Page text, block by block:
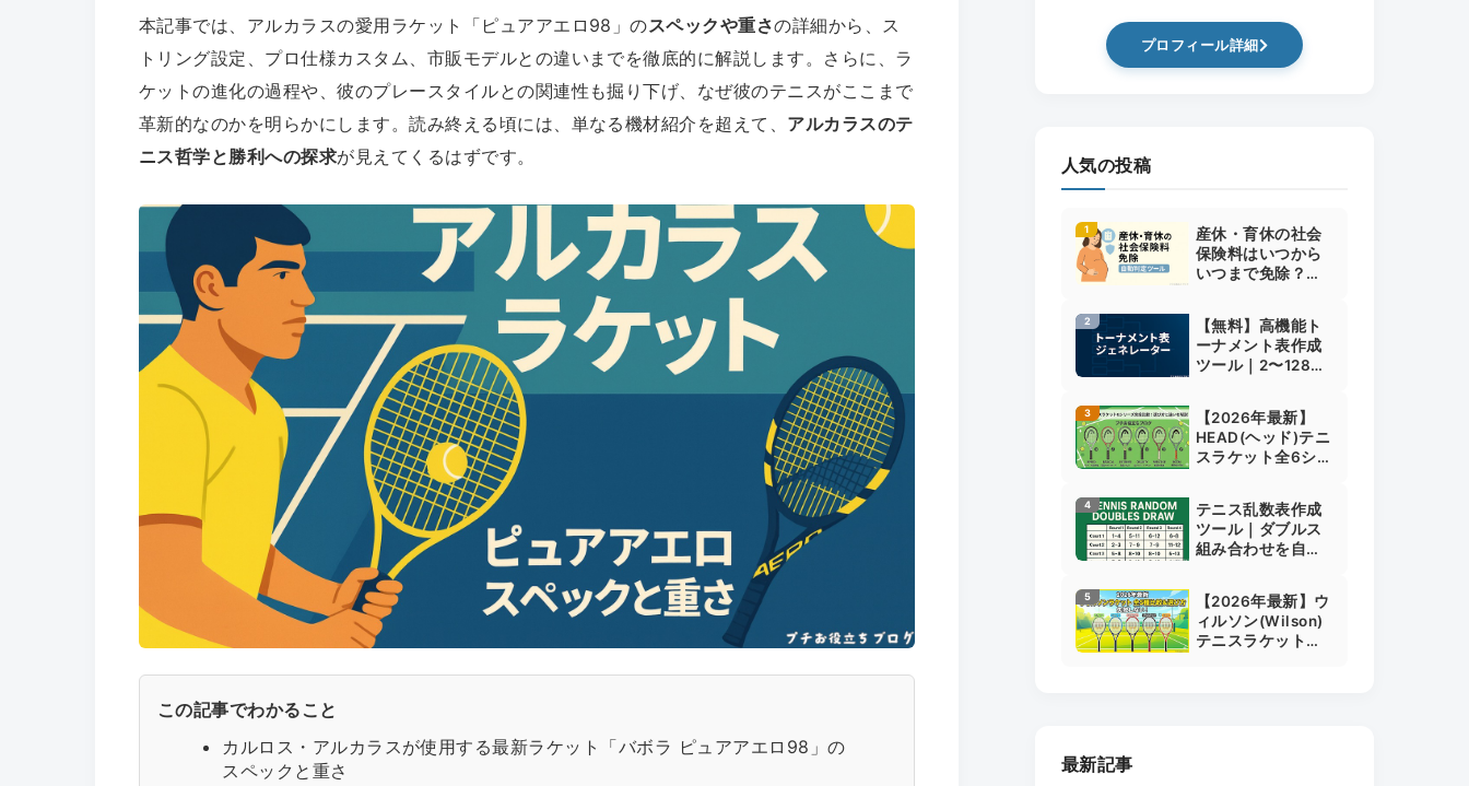
本記事では、アルカラスの愛用ラケット「ピュアアエロ98」のスペックや重さの詳細から、ス
トリング設定、プロ仕様カスタム、市販モデルとの違いまでを徹底的に解説します。さらに、ラ
ケットの進化の過程や、彼のプレースタイルとの関連性も掘り下げ、なぜ彼のテニスがここまで
革新的なのかを明らかにします。読み終える頃には、単なる機材紹介を超えて、 アルカラスのテ
ニス哲学と勝利への探求が見えてくるはずです。
この記事でわかること
カルロス・アルカラスが使用する最新ラケット「バボラ ピュアアエロ98」の
スペックと重さ
プロフィール詳細
人気の投稿
産休・育休の社会
保険料はいつから
いつまで免除？開
ル付き解説
【無料】高機能ト
ーナメント表作成
ツール｜2〜128人
ャッフル・ファイ
ル保存対応
【2026年最新】
HEAD(ヘッド)テニ
スラケット全6シリ
も解説
テニス乱数表作成
ツール｜ダブルス
組み合わせを自動
【2026年最新】ウ
ィルソン(Wilson)
テニスラケット全5
最新記事